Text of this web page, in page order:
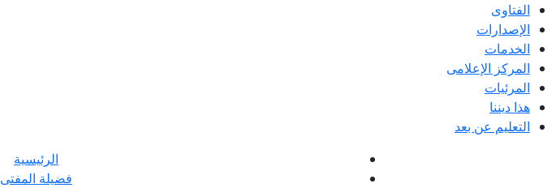
الفتاوى
الإصدارات
الخدمات
المركز الإعلامى
المرئيات
هذا ديننا
التعليم عن بعد
الرئيسية
فضيلة المفتى